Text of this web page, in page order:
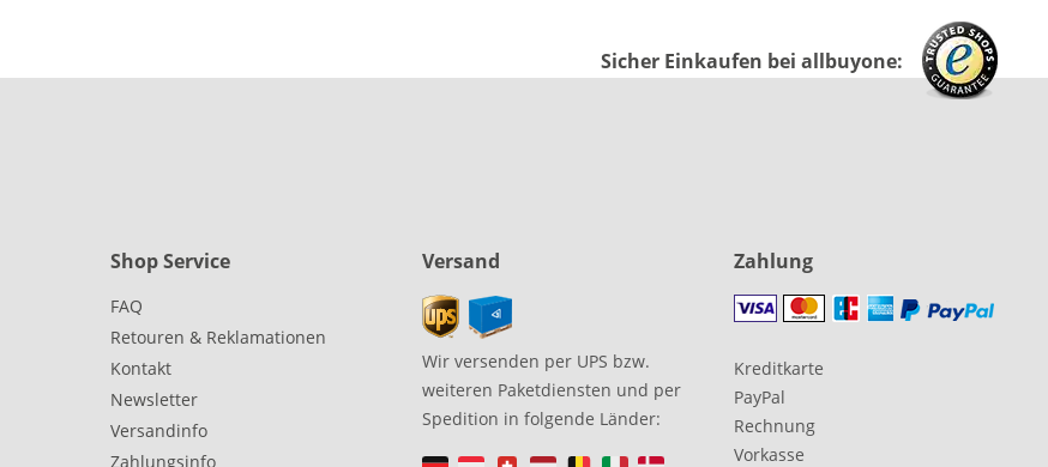
Sicher Einkaufen bei allbuyone:
Shop Service
FAQ
Retouren & Reklamationen
Kontakt
Newsletter
Versandinfo
Zahlungsinfo
Versand
Wir versenden per UPS bzw.
weiteren Paketdiensten und per
Spedition in folgende Länder:
Zahlung
Kreditkarte
PayPal
Rechnung
Vorkasse